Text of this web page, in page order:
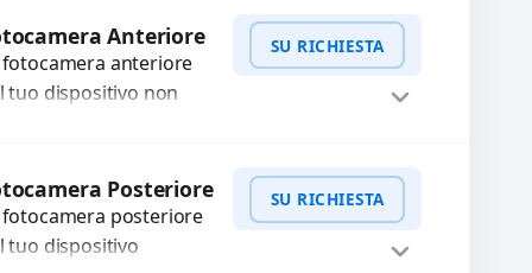
per 3 mesi....
WhatsApp
Anteriore
fotocamera anteriore
tuo dispositivo non
con problemi
immagini sfocate,
a...
SU RICHIESTA
WhatsApp
Posteriore
fotocamera posteriore
tuo dispositivo
SU RICHIESTA